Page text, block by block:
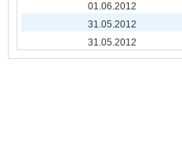
01.06.2012
31.05.2012
31.05.2012